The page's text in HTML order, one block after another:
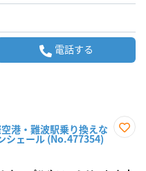
電話する
港・難波駅乗り換えな
シェール (No.477354)